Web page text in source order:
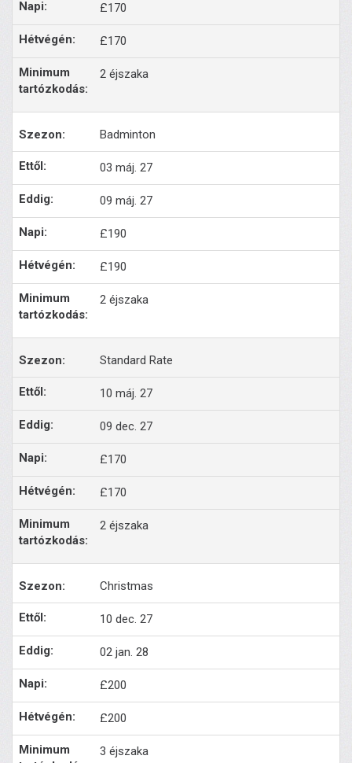
£170
£170
2 éjszaka
Badminton
03 máj. 27
09 máj. 27
£190
£190
2 éjszaka
Standard Rate
10 máj. 27
09 dec. 27
£170
£170
2 éjszaka
Christmas
10 dec. 27
02 jan. 28
£200
£200
3 éjszaka